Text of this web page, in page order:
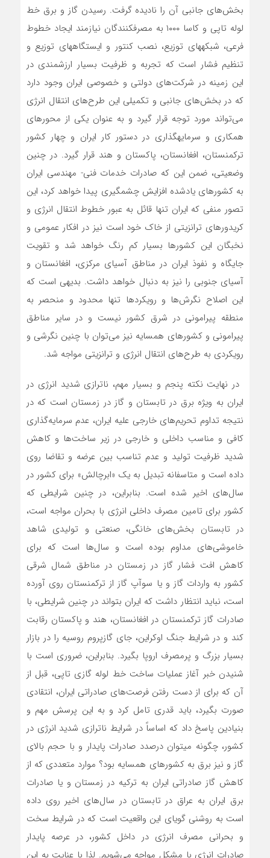
بخش‌‌های جانبی آن را نادیده گرفت. رسیدن گاز و برق خط
لوله تاپی و کاسا ١٠٠٠ به مصرف­کنندگان نیازمند ایجاد خطوط
فرعی، شبکه­های توزیع، نصب کنتور و ایستگاه­های توزیع و
تنظیم فشار است که تجربه و ظرفیت بسیار ارزشمندی در
این زمینه در شرکت‌‌های دولتی و خصوصی ایران وجود دارد
که در بخش­‌‌های جانبی و تکمیلی این طرح‌‌های انتقال انرژی‌‌
می‌­تواند مورد توجه قرار گیرد و به عنوان یکی از محورهای
همکاری و سرمایه­گذاری در دستور کار ایران و چهار کشور
ترکمنستان، افغانستان، پاکستان و هند قرار گیرد. در چنین
وضعیتی، ضمن این ­که صادرات خدمات فنی- مهندسی ایران
به کشورهای یادشده افزایش چشمگیری پیدا خواهد کرد، این
تصور منفی که ایران تنها قائل به عبور خطوط انتقال انرژی و
کریدورهای ترانزیتی از خاک خود است نیز در افکار عمومی و
نخبگان این کشورها بسیار کم رنگ خواهد شد و تقویت
جایگاه و نفوذ ایران در مناطق آسیای مرکزی، افغانستان و
آسیای جنوبی را نیز به دنبال خواهد داشت. بدیهی است که
این اصلاح نگرش‌‌ها و رویکردها تنها محدود و منحصر به
منطقه پیرامونی در شرق کشور نیست و در سایر مناطق
پیرامونی و کشورهای همسایه نیز‌‌ می‌توان با چنین نگرشی و
رویکردی به طرح‌‌های انتقال انرژی و ترانزیتی مواجه شد.
‌‌‌‌ در نهایت نکته پنجم و بسیار مهم، ناترازی شدید انرژی در
ایران به ویژه برق در تابستان و گاز در زمستان است که در
نتیجه تداوم تحریم‌‌های خارجی علیه ایران، عدم سرمایه‌گذاری
کافی و مناسب داخلی و خارجی در زیر ساخت‌‌ها و کاهش
شدید ظرفیت تولید و عدم تناسب بین عرضه و تقاضا روی
داده است و متاسفانه تبدیل به یک «ابرچالش» برای کشور در
سال‌‌های اخیر شده است. بنابراین، در چنین شرایطی که
کشور برای تامین مصرف داخلی انرژی با بحران مواجه است،
در تابستان بخش‌‌های خانگی، صنعتی و تولیدی شاهد
خاموشی‌‌های مداوم بوده است و سال‌‌ها است که برای
کاهش افت فشار گاز در زمستان در مناطق شمال شرقی
کشور به واردات گاز و یا سوآپ گاز از ترکمنستان روی آورده
است، نباید انتظار داشت که ایران بتواند در چنین شرایطی، با
صادرات گاز ترکمنستان در افغانستان، هند و پاکستان رقابت
کند و در شرایط جنگ اوکراین، جای گازپروم روسیه را در بازار
بسیار بزرگ و پرمصرف اروپا بگیرد. بنابراین، ضروری است با
شنیدن خبر آغاز عملیات ساخت خط لوله گازی تاپی، قبل از
آن که برای از دست رفتن فرصت‌‌های صادراتی ایران، انتقادی
صورت بگیرد، باید قدری تامل کرد و به این پرسش مهم و
بنیادین پاسخ داد که اساساً در شرایط ناترازی شدید انرژی در
کشور، چگونه می­توان درصدد صادرات پایدار و با حجم بالای
گاز و نیز برق به کشورهای همسایه بود؟ موارد متعددی که از
کاهش گاز صادراتی ایران به ترکیه در زمستان و یا صادرات
برق ایران به عراق در تابستان در سال‌‌های اخیر روی داده
است به روشنی گویای این واقعیت است که در شرایط سخت
و بحرانی مصرف انرژی در داخل کشور، در عرصه پایدار
صادرات انرژی با مشکل مواجه‌‌ می‌شویم. لذا با عنایت به این